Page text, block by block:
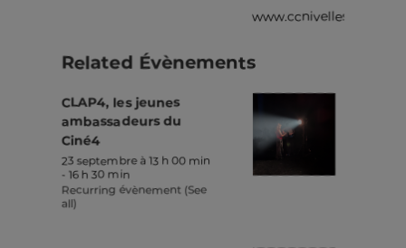
www.ccnivelles.be
Related Évènements
CLAP4, les jeunes
ambassadeurs du
Ciné4
23 septembre à 13 h 00 min
- 16 h 30 min
Recurring évènement (See
all)